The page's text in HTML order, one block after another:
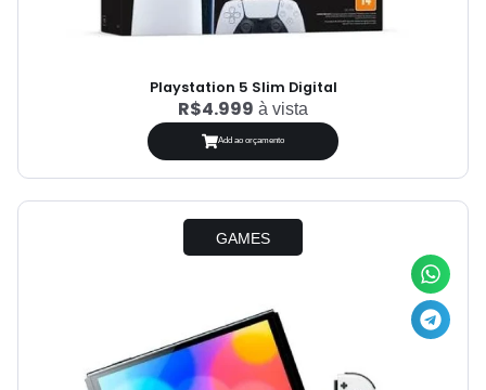
Playstation 5 Slim Digital
R$4.999 à vista
Add ao orçamento
GAMES